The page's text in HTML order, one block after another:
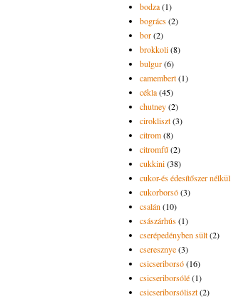
bodza(1)
bogrács(2)
bor(2)
brokkoli(8)
bulgur(6)
camembert(1)
cékla(45)
chutney(2)
cirokliszt(3)
citrom(8)
citromfű(2)
cukkini(38)
cukor-és édesítőszer nélkül
cukorborsó(3)
csalán(10)
császárhús(1)
cserépedényben sült(2)
cseresznye(3)
csicseriborsó(16)
csicseriborsólé(1)
csicseriborsóliszt(2)